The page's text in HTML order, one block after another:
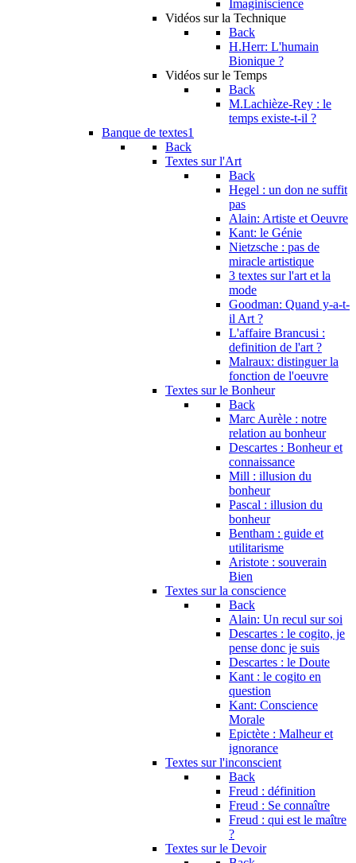
Imaginiscience
Vidéos sur la Technique
Back
H.Herr: L'humain
Bionique ?
Vidéos sur le Temps
Back
M.Lachièze-Rey : le
temps existe-t-il ?
Banque de textes1
Back
Textes sur l'Art
Back
Hegel : un don ne suffit
pas
Alain: Artiste et Oeuvre
Kant: le Génie
Nietzsche : pas de
miracle artistique
3 textes sur l'art et la
mode
Goodman: Quand y-a-t-
il Art ?
L'affaire Brancusi :
definition de l'art ?
Malraux: distinguer la
fonction de l'oeuvre
Textes sur le Bonheur
Back
Marc Aurèle : notre
relation au bonheur
Descartes : Bonheur et
connaissance
Mill : illusion du
bonheur
Pascal : illusion du
bonheur
Bentham : guide et
utilitarisme
Aristote : souverain
Bien
Textes sur la conscience
Back
Alain: Un recul sur soi
Descartes : le cogito, je
pense donc je suis
Descartes : le Doute
Kant : le cogito en
question
Kant: Conscience
Morale
Epictète : Malheur et
ignorance
Textes sur l'inconscient
Back
Freud : définition
Freud : Se connaître
Freud : qui est le maître
?
Textes sur le Devoir